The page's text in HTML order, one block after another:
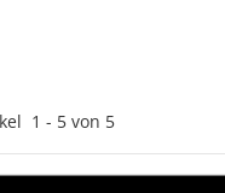
1 - 5 von 5